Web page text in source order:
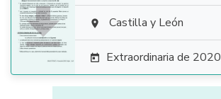
  Castilla y León
 Extraordinaria de 2020